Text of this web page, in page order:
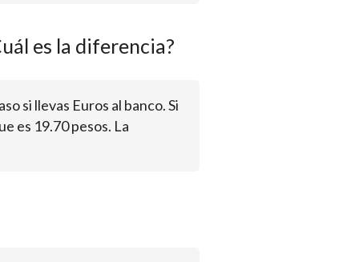
es la diferencia?
si llevas Euros al banco. Si
es 19.70 pesos. La